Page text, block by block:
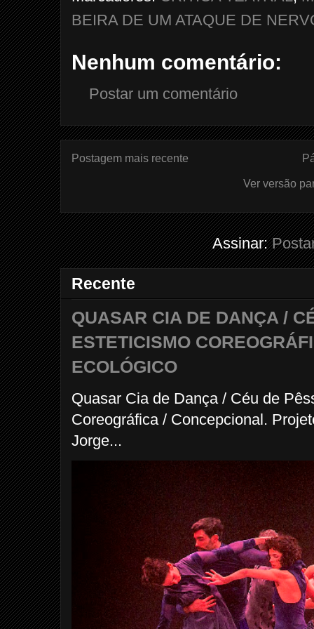
BEIRA DE UM ATAQUE DE
Nenhum comentário:
Postar um comentário
Postagem mais recente
Ver versão
Assinar:
Recente
QUASAR CIA DE DANÇA /
ESTETICISMO
ECOLÓGICO
Quasar Cia de Dança / Céu de
Coreográfica / Concepcional.
Jorge...